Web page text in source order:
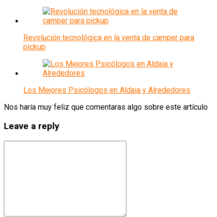
Revolución tecnológica en la venta de camper para
pickup
Los Mejores Psicólogos en Aldaia y Alrededores
Nos haría muy feliz que comentaras algo sobre este artículo
Leave a reply